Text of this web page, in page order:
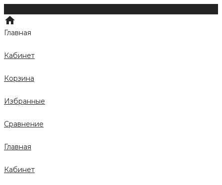
Главная
Кабинет
Корзина
Избранные
Сравнение
Главная
Кабинет